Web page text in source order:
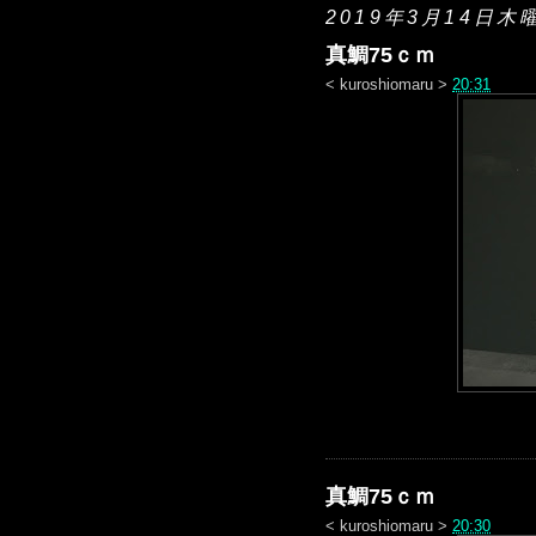
2019年3月14日木
真鯛75ｃｍ
< kuroshiomaru > 20:31
真鯛75ｃｍ
< kuroshiomaru > 20:30